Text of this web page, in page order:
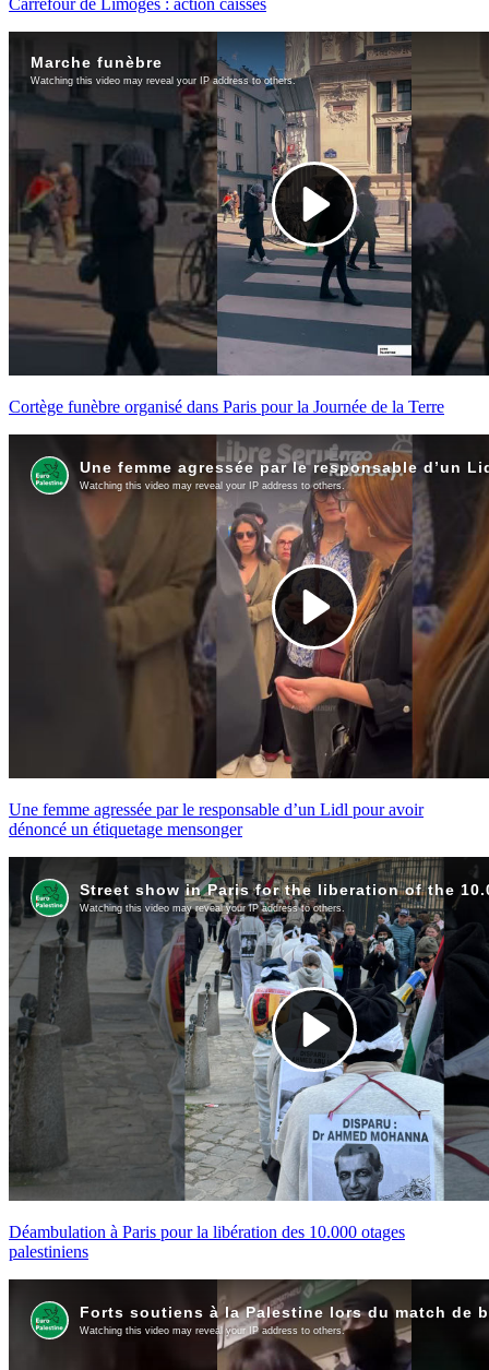
Carrefour de Limoges : action caisses
Cortège funèbre organisé dans Paris pour la Journée de la Terre
Une femme agressée par le responsable d’un Lidl pour avoir
dénoncé un étiquetage mensonger
Déambulation à Paris pour la libération des 10.000 otages
palestiniens